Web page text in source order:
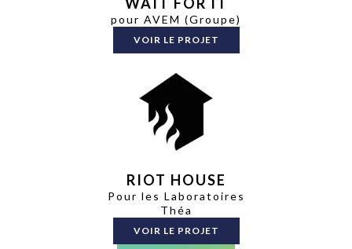
pour AVEM (Groupe)
VOIR LE PROJET
RIOT HOUSE
Pour les Laboratoires
Théa
VOIR LE PROJET